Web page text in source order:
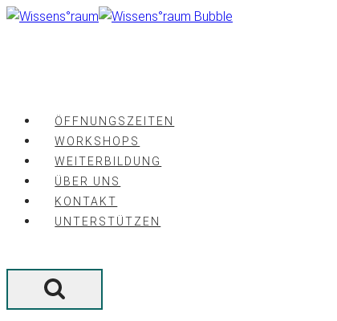
Zum
ÖFFNUNGSZEITEN
WORKSHOPS
WEITERBILDUNG
ÜBER UNS
KONTAKT
UNTERSTÜTZEN